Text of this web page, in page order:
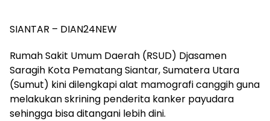
SIANTAR – DIAN24NEW
Rumah Sakit Umum Daerah (RSUD) Djasamen
Saragih Kota Pematang Siantar, Sumatera Utara
(Sumut) kini dilengkapi alat mamografi canggih guna
melakukan skrining penderita kanker payudara
sehingga bisa ditangani lebih dini.